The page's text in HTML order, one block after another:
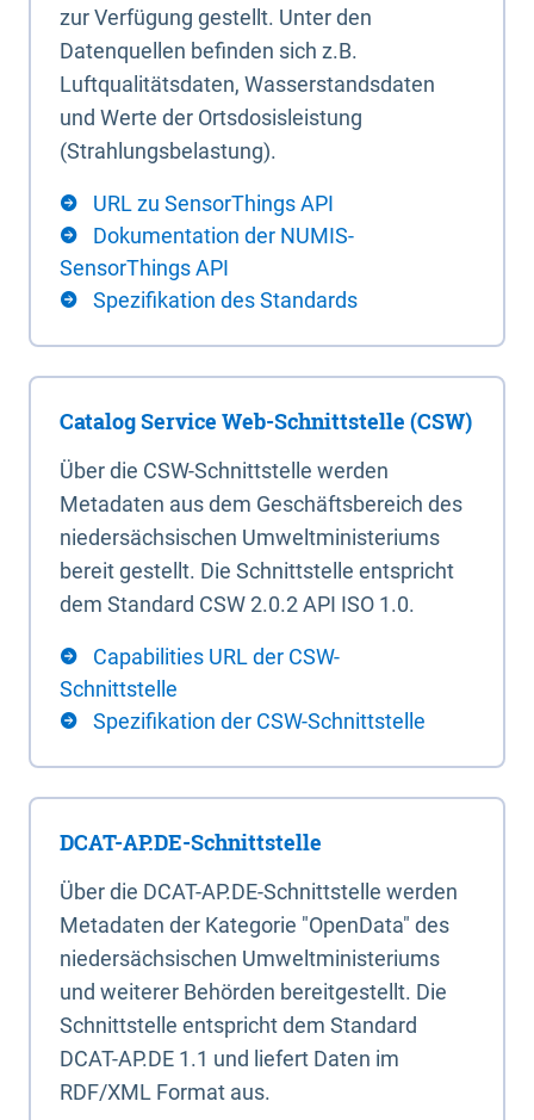
zur Verfügung gestellt. Unter den
Datenquellen befinden sich z.B.
Luftqualitätsdaten, Wasserstandsdaten
und Werte der Ortsdosisleistung
(Strahlungsbelastung).
URL zu SensorThings API
Dokumentation der NUMIS-
SensorThings API
Spezifikation des Standards
Catalog Service Web-Schnittstelle (CSW)
Über die CSW-Schnittstelle werden
Metadaten aus dem Geschäftsbereich des
niedersächsischen Umweltministeriums
bereit gestellt. Die Schnittstelle entspricht
dem Standard CSW 2.0.2 API ISO 1.0.
Capabilities URL der CSW-
Schnittstelle
Spezifikation der CSW-Schnittstelle
DCAT-AP.DE-Schnittstelle
Über die DCAT-AP.DE-Schnittstelle werden
Metadaten der Kategorie "OpenData" des
niedersächsischen Umweltministeriums
und weiterer Behörden bereitgestellt. Die
Schnittstelle entspricht dem Standard
DCAT-AP.DE 1.1 und liefert Daten im
RDF/XML Format aus.